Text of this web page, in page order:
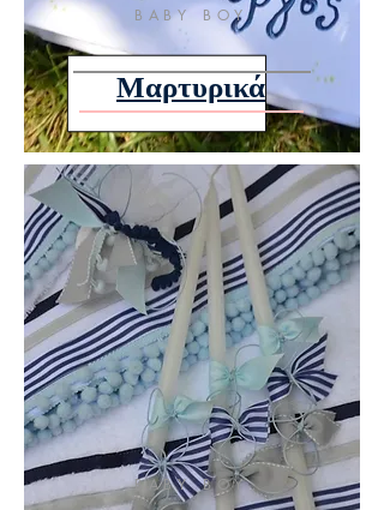
BABY BOY
Μαρτυρικά
BABY BOY